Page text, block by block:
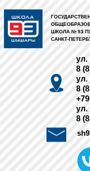
ШКОЛА № 93
САНКТ-
ул.
8
ул.
8
ул.
8